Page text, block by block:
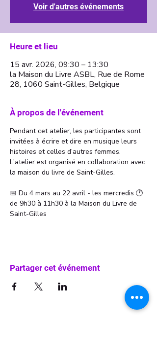
Voir d'autres événements
Heure et lieu
15 avr. 2026, 09:30 – 13:30
la Maison du Livre ASBL, Rue de Rome
28, 1060 Saint-Gilles, Belgique
À propos de l'événement
Pendant cet atelier, les participantes sont
invitées à écrire et dire en musique leurs
histoires et celles d’autres femmes.
L'atelier est organisé en collaboration avec
la maison du livre de Saint-Gilles.
📅 Du 4 mars au 22 avril - les mercredis 🕐
de 9h30 à 11h30 à la Maison du Livre de
Saint-Gilles
Partager cet événement